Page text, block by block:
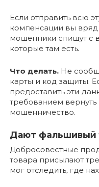
Если отправить всю
компенсации вы вряд
мошенники спишут с
которые там есть.
Что делать. Не
карты и код защиты.
предоставить эти
требованием вернуть
мошенничество.
Дают фальшивый
Добросовестные
товара присылают
мог отследить, где